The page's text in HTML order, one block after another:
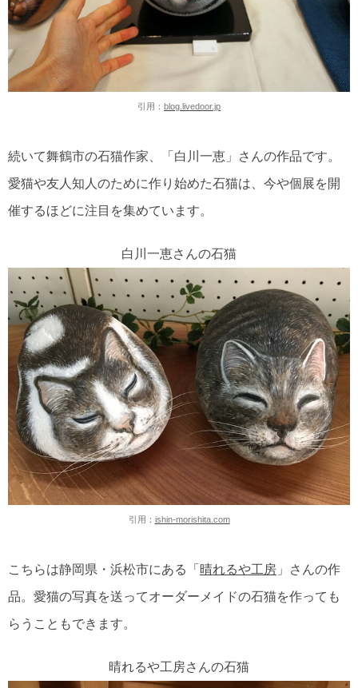
引用： blog.livedoor.jp
続いて舞鶴市の石猫作家、「白川一恵」さんの作品です。
愛猫や友人知人のために作り始めた石猫は、今や個展を開
催するほどに注目を集めています。
白川一恵さんの石猫
引用： ishin-morishita.com
こちらは静岡県・浜松市にある「 晴れるや工房 」さんの作
品。愛猫の写真を送ってオーダーメイドの石猫を作っても
らうこともできます。
晴れるや工房さんの石猫